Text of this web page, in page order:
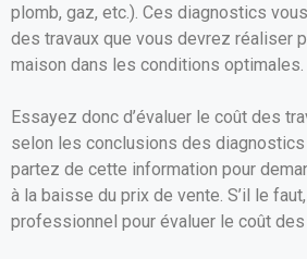
plomb, gaz, etc.). Ces diagnostics
des travaux que vous devrez réaliser
maison dans les conditions optimales.
Essayez donc d’évaluer le coût des
selon les conclusions des
partez de cette information pour
à la baisse du prix de vente. S’il le
professionnel pour évaluer le coût des